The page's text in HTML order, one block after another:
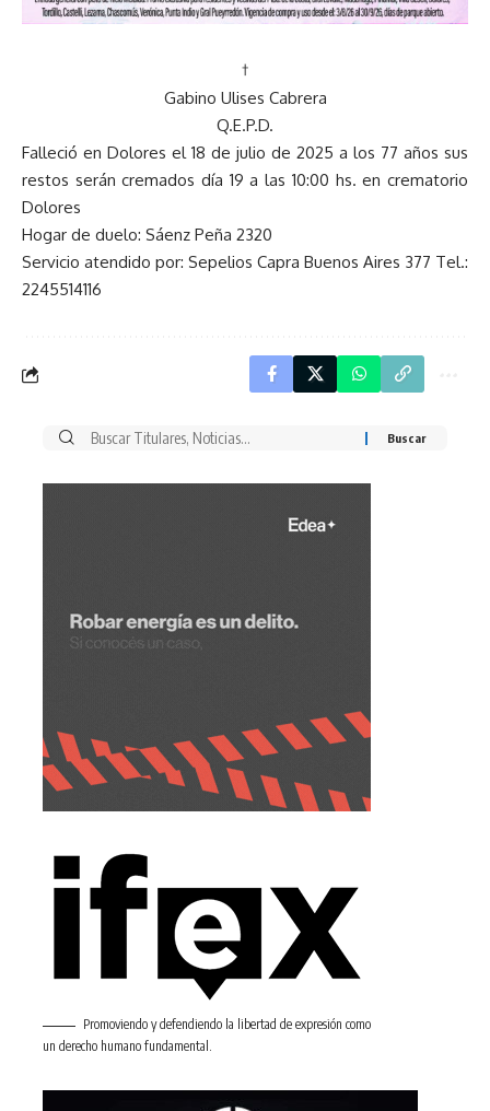
†
Gabino Ulises Cabrera
Q.E.P.D.
Falleció en Dolores el 18 de julio de 2025 a los 77 años sus
restos serán cremados día 19 a las 10:00 hs. en crematorio
Dolores
Hogar de duelo: Sáenz Peña 2320
Servicio atendido por: Sepelios Capra Buenos Aires 377 Tel.:
2245514116
Buscar
Promoviendo y defendiendo la libertad de expresión como
un derecho humano fundamental.